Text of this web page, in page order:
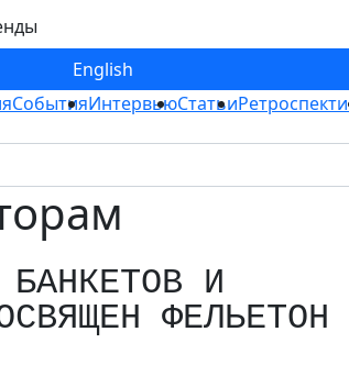
English
СобытияИнтервьюСтатьи
И
ФЕЛЬЕТОН